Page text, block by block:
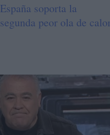
España soporta la
segunda peor ola de